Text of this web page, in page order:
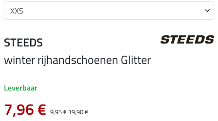
STEEDS
winter rijhandschoenen Glitter
Leverbaar
7,96 € 9,95 €19,90 €